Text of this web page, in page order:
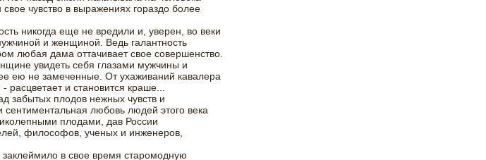
чувство в выражениях гораздо более
никогда еще не вредили и, уверен, во веки
и женщиной. Ведь галантность
любая дама оттачивает свое совершенство.
увидеть себя глазами мужчины и
ею не замеченные. От ухаживаний кавалера
расцветает и становится краше...
забытых плодов нежных чувств и
любовь людей этого века
плодами, дав России
философов, ученых и инженеров,
в свое время старомодную